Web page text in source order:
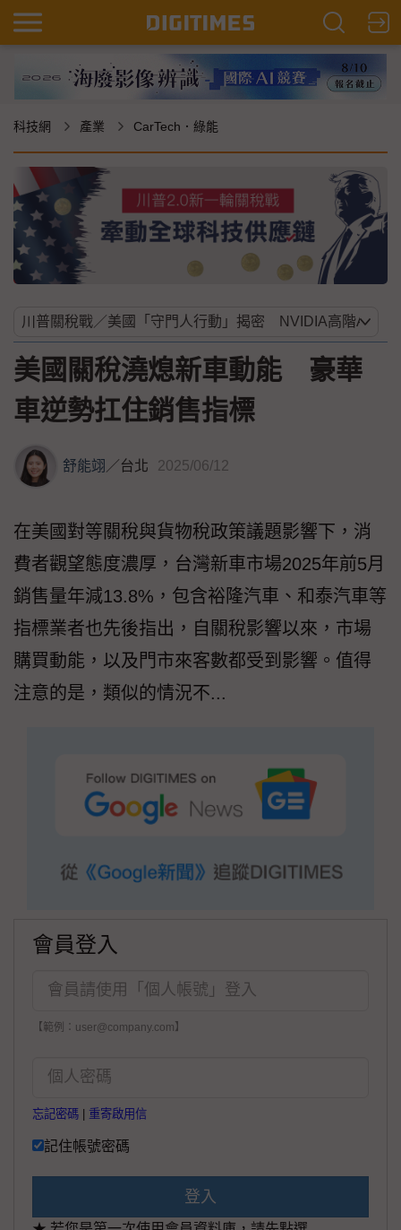
科技網 產業 CarTech．綠能
美國關稅澆熄新車動能 豪華
車逆勢扛住銷售指標
舒能翊 ／台北 2025/06/12
在美國對等關稅與貨物稅政策議題影響下，消
費者觀望態度濃厚，台灣新車市場2025年前5月
銷售量年減13.8%，包含裕隆汽車、和泰汽車等
指標業者也先後指出，自關稅影響以來，市場
購買動能，以及門市來客數都受到影響。值得
注意的是，類似的情況不...
會員登入
【範例：user@company.com】
忘記密碼 重寄啟用信
記住帳號密碼
登入